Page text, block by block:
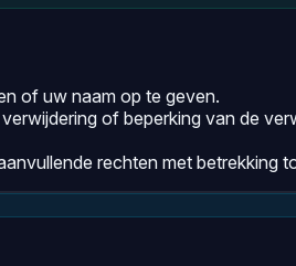
of uw naam op te geven.
of beperking van de
rechten met betrekking